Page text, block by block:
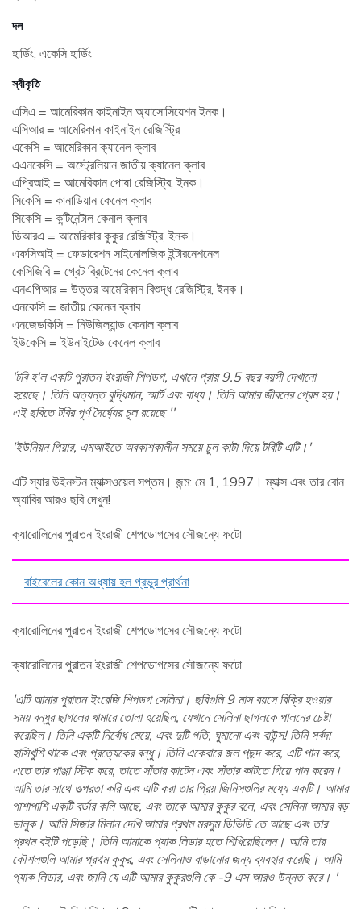
দল
হার্ডিং, একেসি হার্ডিং
স্বীকৃতি
এসিএ = আমেরিকান কাইনাইন অ্যাসোসিয়েশন ইনক।
এসিআর = আমেরিকান কাইনাইন রেজিস্ট্রি
একেসি = আমেরিকান ক্যানেল ক্লাব
এএনকেসি = অস্ট্রেলিয়ান জাতীয় ক্যানেল ক্লাব
এপ্রিআই = আমেরিকান পোষা রেজিস্ট্রি, ইনক।
সিকেসি = কানাডিয়ান কেনেল ক্লাব
সিকেসি = কন্টিনেন্টাল কেনাল ক্লাব
ডিআরএ = আমেরিকার কুকুর রেজিস্ট্রি, ইনক।
এফসিআই = ফেডারেশন সাইনোলজিক ইন্টারনেশনেল
কেসিজিবি = গ্রেট ব্রিটেনের কেনেল ক্লাব
এনএপিআর = উত্তর আমেরিকান বিশুদ্ধ রেজিস্ট্রি, ইনক।
এনকেসি = জাতীয় কেনেল ক্লাব
এনজেডকিসি = নিউজিল্যান্ড কেনাল ক্লাব
ইউকেসি = ইউনাইটেড কেনেল ক্লাব
'টবি হ'ল একটি পুরাতন ইংরাজী শিপডগ, এখানে প্রায় 9.5 বছর বয়সী দেখানো
হয়েছে। তিনি অত্যন্ত বুদ্ধিমান, স্মার্ট এবং বাধ্য। তিনি আমার জীবনের প্রেম হয়।
এই ছবিতে টবির পূর্ণ দৈর্ঘ্যের চুল রয়েছে ''
'ইউনিয়ন পিয়ার, এমআইতে অবকাশকালীন সময়ে চুল কাটা দিয়ে টবিটি এটি।'
এটি স্যার উইনস্টন ম্যাক্সওয়েল সপ্তম। জন্ম: মে 1, 1997। ম্যাক্স এবং তার বোন
অ্যাবির আরও ছবি দেখুন!
ক্যারোলিনের পুরাতন ইংরাজী শেপডোগসের সৌজন্যে ফটো
বাইবেলের কোন অধ্যায় হল প্রভুর প্রার্থনা
ক্যারোলিনের পুরাতন ইংরাজী শেপডোগসের সৌজন্যে ফটো
ক্যারোলিনের পুরাতন ইংরাজী শেপডোগসের সৌজন্যে ফটো
'এটি আমার পুরাতন ইংরেজি শিপডগ সেলিনা। ছবিগুলি 9 মাস বয়সে বিক্রি হওয়ার
সময় বন্ধুর ছাগলের খামারে তোলা হয়েছিল, যেখানে সেলিনা ছাগলকে পালনের চেষ্টা
করেছিল। তিনি একটি নির্বোধ মেয়ে, এবং দুটি গতি, ঘুমানো এবং বাউন্স! তিনি সর্বদা
হাসিখুশি থাকে এবং প্রত্যেকের বন্ধু। তিনি একেবারে জল পছন্দ করে, এটি পান করে,
এতে তার পাঞ্জা স্টিক করে, তাতে সাঁতার কাটেন এবং সাঁতার কাটতে গিয়ে পান করেন।
আমি তার সাথে তত্পরতা করি এবং এটি করা তার প্রিয় জিনিসগুলির মধ্যে একটি। আমার
পাশাপাশি একটি বর্ডার কলি আছে, এবং তাকে আমার কুকুর বলে, এবং সেলিনা আমার বড়
ভালুক। আমি সিজার মিলান দেখি আমার প্রথম মরসুম ডিভিডি তে আছে এবং তার
প্রথম বইটি পড়েছি। তিনি আমাকে প্যাক লিডার হতে শিখিয়েছিলেন। আমি তার
কৌশলগুলি আমার প্রথম কুকুর, এবং সেলিনাও বাড়ানোর জন্য ব্যবহার করেছি। আমি
প্যাক লিডার, এবং জানি যে এটি আমার কুকুরগুলি কে -9 এস আরও উন্নত করে। '